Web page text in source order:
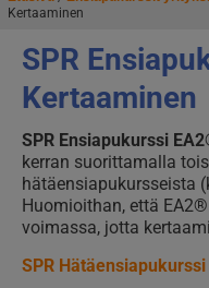
Kertaaminen
SPR
Kertaaminen
SPR Ensiapukurssi
kerran suorittamalla
hätäensiapukursseista
Huomioithan, että
voimassa, jotta
SPR